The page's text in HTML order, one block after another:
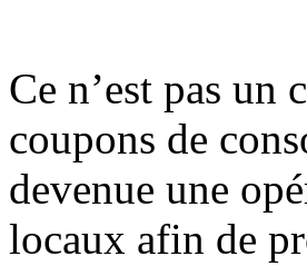
Ce n’est pas un
coupons de
devenue une
locaux afin de